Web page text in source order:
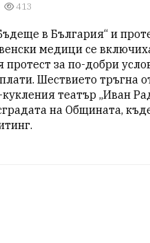
413
в България“ и
медици се
протест за по-добри
Шествието тръгна
театър „Иван
на Общината,